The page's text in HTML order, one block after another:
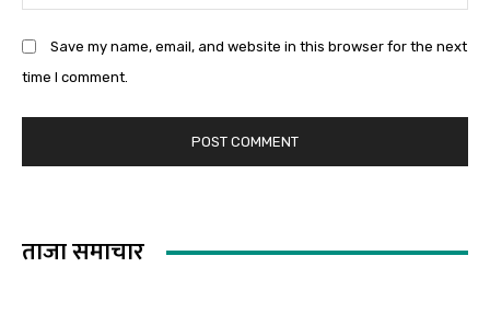
Save my name, email, and website in this browser for the next
time I comment.
ताजा समाचार